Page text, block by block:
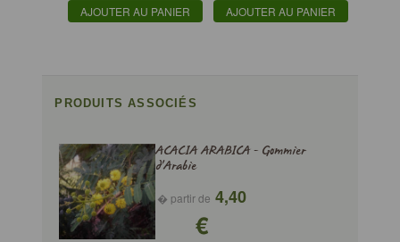
AJOUTER AU PANIER AJOUTER AU PANIER
PRODUITS ASSOCIÉS
ACACIA ARABICA - Gommier
d'Arabie
� partir de 4,40
€